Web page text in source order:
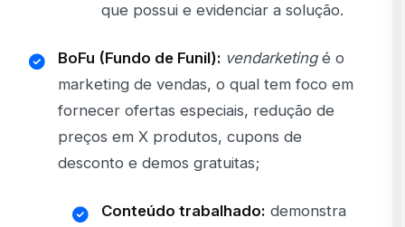
que possui e evidenciar a solução.
BoFu (Fundo de Funil): vendarketingé o
marketing de vendas, o qual tem foco em
fornecer ofertas especiais, redução de
preços em X produtos, cupons de
desconto e demos gratuitas;
Conteúdo trabalhado: demonstra